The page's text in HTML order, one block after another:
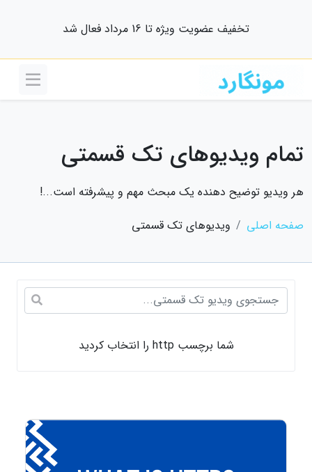
تخفیف عضویت ویژه تا 16 مرداد فعال شد
تمام ویدیوهای تک قسمتی
هر ویدیو توضیح دهنده یک مبحث مهم و پیشرفته است...!
صفحه اصلی
ویدیوهای تک قسمتی
شما برچسب http را انتخاب کردید